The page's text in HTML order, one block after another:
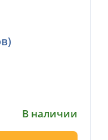
В наличии